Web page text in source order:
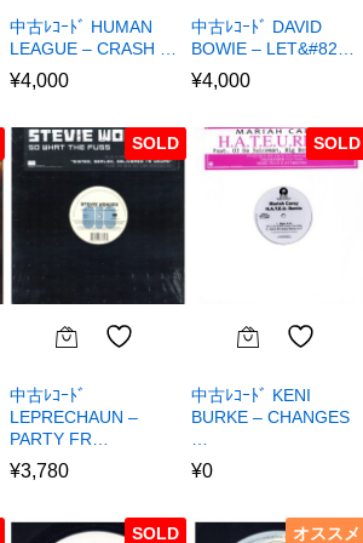
中古ﾚｺｰﾄﾞ HUMAN
LEAGUE – CRASH …
¥4,000
中古ﾚｺｰﾄﾞ DAVID
BOWIE – LET&#82…
¥4,000
SOLD
中古ﾚｺｰﾄﾞ
LEPRECHAUN –
PARTY FR…
¥3,780
SOLD
中古ﾚｺｰﾄﾞ KENI
BURKE – CHANGES
¥0
SOLD オススメ